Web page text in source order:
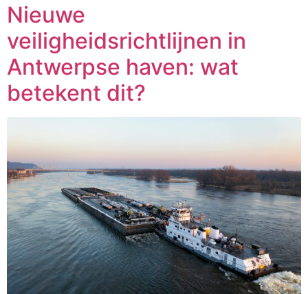
Nieuwe
veiligheidsrichtlijnen in
Antwerpse haven: wat
betekent dit?